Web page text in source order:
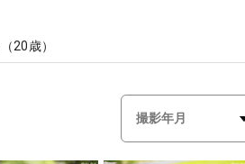
（20歳）